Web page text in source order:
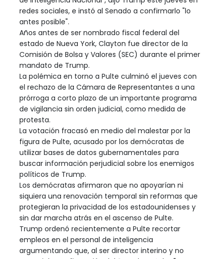
redes sociales, e instó al Senado a confirmarlo "lo
antes posible".
Años antes de ser nombrado fiscal federal del
estado de Nueva York, Clayton fue director de la
Comisión de Bolsa y Valores (SEC) durante el primer
mandato de Trump.
La polémica en torno a Pulte culminó el jueves con
el rechazo de la Cámara de Representantes a una
prórroga a corto plazo de un importante programa
de vigilancia sin orden judicial, como medida de
protesta.
La votación fracasó en medio del malestar por la
figura de Pulte, acusado por los demócratas de
utilizar bases de datos gubernamentales para
buscar información perjudicial sobre los enemigos
políticos de Trump.
Los demócratas afirmaron que no apoyarían ni
siquiera una renovación temporal sin reformas que
protegieran la privacidad de los estadounidenses y
sin dar marcha atrás en el ascenso de Pulte.
Trump ordenó recientemente a Pulte recortar
empleos en el personal de inteligencia
argumentando que, al ser director interino y no